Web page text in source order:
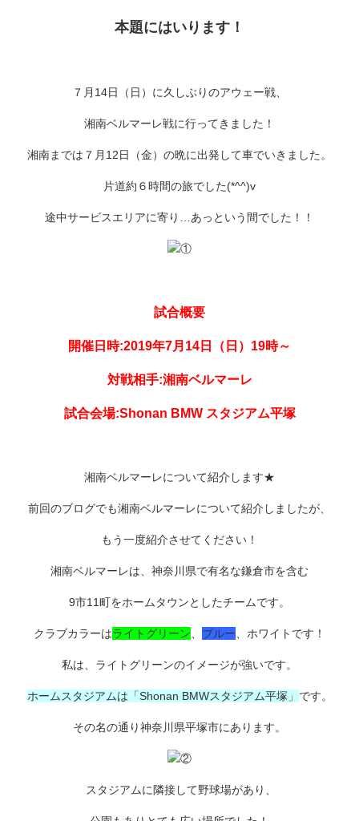
本題にはいります！
７月14日（日）に久しぶりのアウェー戦、
湘南ベルマーレ戦に行ってきました！
湘南までは７月12日（金）の晩に出発して車でいきました。
片道約６時間の旅でした(*^^)v
途中サービスエリアに寄り…あっという間でした！！
試合概要
開催日時:2019年7月14日（日）19時～
対戦相手:湘南ベルマーレ
試合会場:Shonan BMW スタジアム平塚
湘南ベルマーレについて紹介します★
前回のブログでも湘南ベルマーレについて紹介しましたが、
もう一度紹介させてください！
湘南ベルマーレは、神奈川県で有名な鎌倉市を含む
9市11町をホームタウンとしたチームです。
クラブカラーはライトグリーン ブルー 、ホワイトです！
私は、ライトグリーンのイメージが強いです。
ホームスタジアムは「Shonan BMWスタジアム平塚」 です。
その名の通り神奈川県平塚市にあります。
スタジアムに隣接して野球場があり、